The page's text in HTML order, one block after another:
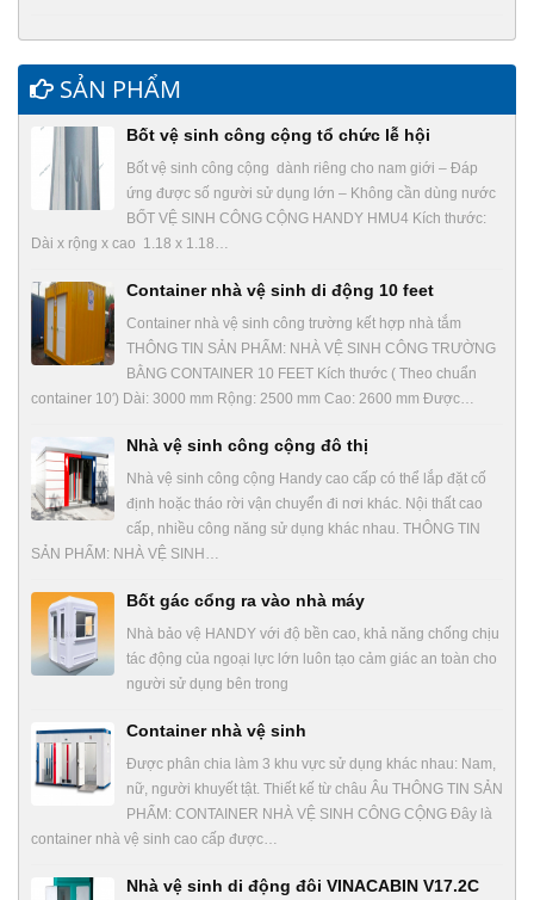
SẢN PHẨM
Bốt vệ sinh công cộng tổ chức lễ hội
Bốt vệ sinh công cộng dành riêng cho nam giới – Đáp
ứng được số người sử dụng lớn – Không cần dùng nước
BỐT VỆ SINH CÔNG CỘNG HANDY HMU4 Kích thước:
Dài x rộng x cao 1.18 x 1.18…
Container nhà vệ sinh di động 10 feet
Container nhà vệ sinh công trường kết hợp nhà tắm
THÔNG TIN SẢN PHẨM: NHÀ VỆ SINH CÔNG TRƯỜNG
BẰNG CONTAINER 10 FEET Kích thước ( Theo chuẩn
container 10′) Dài: 3000 mm Rộng: 2500 mm Cao: 2600 mm Được…
Nhà vệ sinh công cộng đô thị
Nhà vệ sinh công cộng Handy cao cấp có thể lắp đặt cố
định hoặc tháo rời vận chuyển đi nơi khác. Nội thất cao
cấp, nhiều công năng sử dụng khác nhau. THÔNG TIN
SẢN PHẨM: NHÀ VỆ SINH…
Bốt gác cổng ra vào nhà máy
Nhà bảo vệ HANDY với độ bền cao, khả năng chống chịu
tác động của ngoại lực lớn luôn tạo cảm giác an toàn cho
người sử dụng bên trong
Container nhà vệ sinh
Được phân chia làm 3 khu vực sử dụng khác nhau: Nam,
nữ, người khuyết tật. Thiết kế từ châu Âu THÔNG TIN SẢN
PHẨM: CONTAINER NHÀ VỆ SINH CÔNG CỘNG Đây là
container nhà vệ sinh cao cấp được…
Nhà vệ sinh di động đôi VINACABIN V17.2C